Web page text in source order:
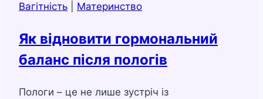
Вагітність Материнство
Як відновити гормональний
баланс після пологів
Пологи – це не лише зустріч із